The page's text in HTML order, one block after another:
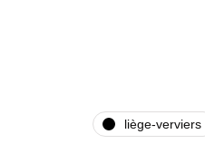
liège-verviers